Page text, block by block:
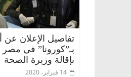
تفاصيل الإعلان عن
بـ”كورونا” في مصر
بإقالة وزيرة الصحة
14 فبراير، 2020